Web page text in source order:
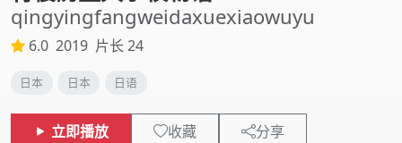
qingyingfangweidaxuexiaowuyu
6.0 2019 片长 24
日本 日本 日语
立即播放 收藏
分享